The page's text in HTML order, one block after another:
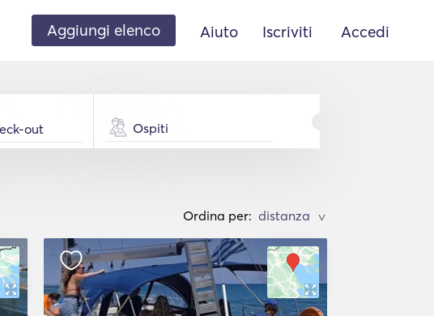
Aggiungi elenco Aiuto Iscriviti Accedi
Ospiti
Ordina per: >